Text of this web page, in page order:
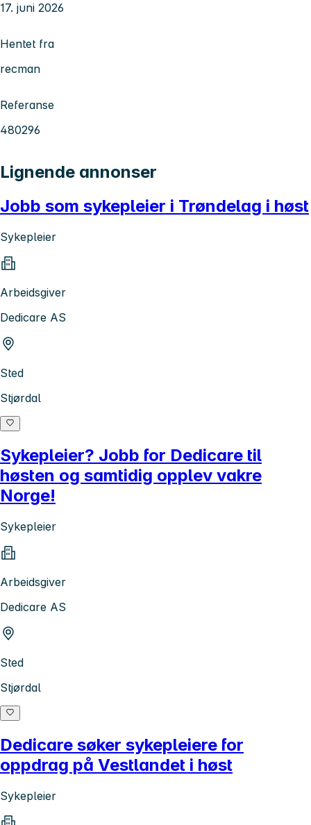
17. juni 2026
Hentet fra
recman
Referanse
480296
Lignende annonser
Jobb som sykepleier i Trøndelag i høst
Sykepleier
Arbeidsgiver
Dedicare AS
Sted
Stjørdal
Sykepleier? Jobb for Dedicare til
høsten og samtidig opplev vakre
Norge!
Sykepleier
Arbeidsgiver
Dedicare AS
Sted
Stjørdal
Dedicare søker sykepleiere for
oppdrag på Vestlandet i høst
Sykepleier